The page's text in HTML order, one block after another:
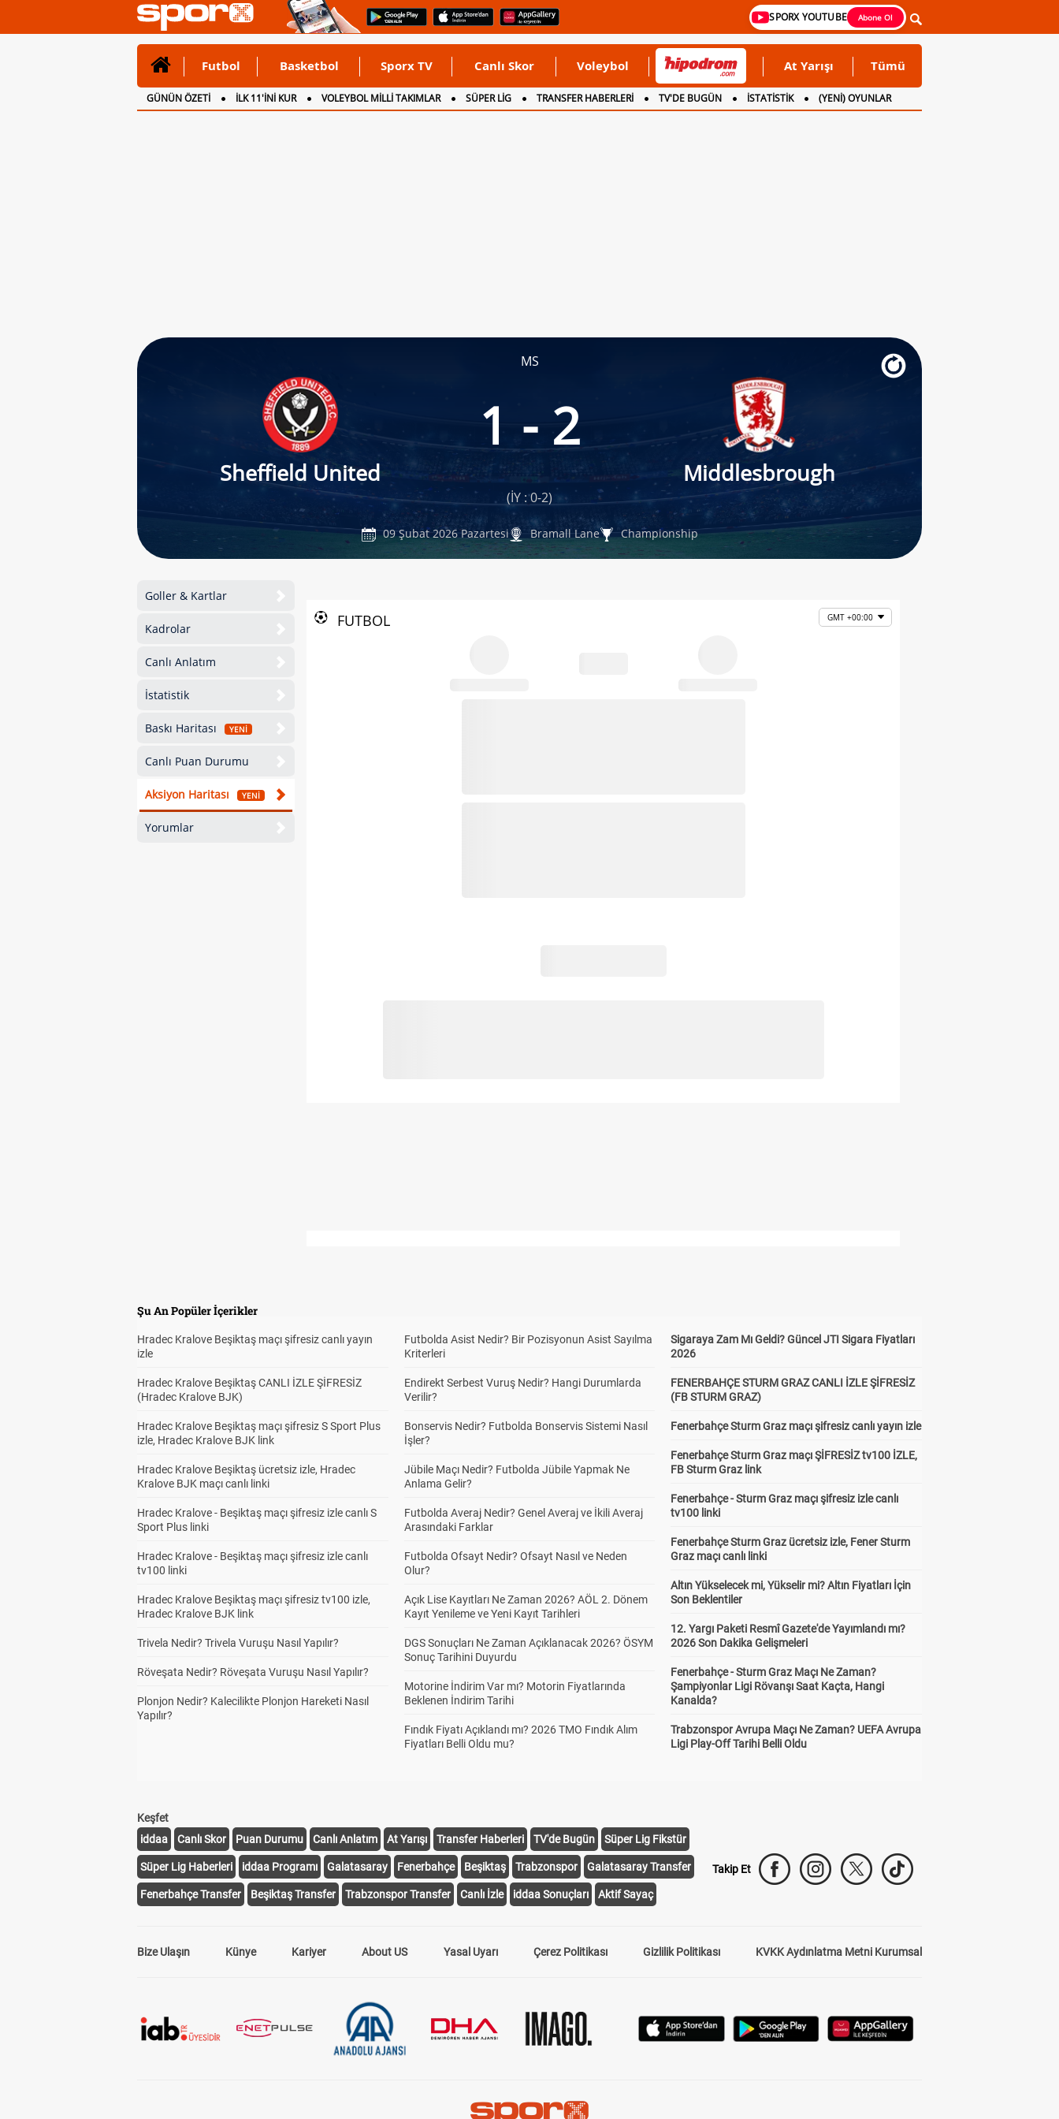
SPORX YOUTUBE Abone Ol
Futbol Basketbol Sporx TV Canlı Skor Voleybol At Yarışı Tümü
GÜNÜN ÖZETİ İLK 11'İNİ KUR VOLEYBOL MİLLİ TAKIMLAR SÜPER LİG TRANSFER HABERLERİ TV'DE BUGÜN İSTATİSTİK
(YENİ) OYUNLAR
CANLI ANLATIM
İNGİLTERE
MS
Sheffield United
1 - 2
Middlesbrough
(İY : 0-2)
09 Şubat 2026 Pazartesi Bramall Lane Championship
Goller & Kartlar
Kadrolar
Canlı Anlatım
İstatistik
Baskı Haritası YENİ
Canlı Puan Durumu
Aksiyon Haritası YENİ
Yorumlar
FUTBOL GMT +00:00
Şu An Popüler İçerikler
Hradec Kralove Beşiktaş maçı şifresiz canlı yayın
izle
Hradec Kralove Beşiktaş CANLI İZLE ŞİFRESİZ
(Hradec Kralove BJK)
Hradec Kralove Beşiktaş maçı şifresiz S Sport Plus
izle, Hradec Kralove BJK link
Hradec Kralove Beşiktaş ücretsiz izle, Hradec
Kralove BJK maçı canlı linki
Hradec Kralove - Beşiktaş maçı şifresiz izle canlı S
Sport Plus linki
Hradec Kralove - Beşiktaş maçı şifresiz izle canlı
tv100 linki
Hradec Kralove Beşiktaş maçı şifresiz tv100 izle,
Hradec Kralove BJK link
Trivela Nedir? Trivela Vuruşu Nasıl Yapılır?
Röveşata Nedir? Röveşata Vuruşu Nasıl Yapılır?
Plonjon Nedir? Kalecilikte Plonjon Hareketi Nasıl
Yapılır?
Futbolda Asist Nedir? Bir Pozisyonun Asist Sayılma
Kriterleri
Endirekt Serbest Vuruş Nedir? Hangi Durumlarda
Verilir?
Bonservis Nedir? Futbolda Bonservis Sistemi Nasıl
İşler?
Jübile Maçı Nedir? Futbolda Jübile Yapmak Ne
Anlama Gelir?
Futbolda Averaj Nedir? Genel Averaj ve İkili Averaj
Arasındaki Farklar
Futbolda Ofsayt Nedir? Ofsayt Nasıl ve Neden
Olur?
Açık Lise Kayıtları Ne Zaman 2026? AÖL 2. Dönem
Kayıt Yenileme ve Yeni Kayıt Tarihleri
DGS Sonuçları Ne Zaman Açıklanacak 2026? ÖSYM
Sonuç Tarihini Duyurdu
Motorine İndirim Var mı? Motorin Fiyatlarında
Beklenen İndirim Tarihi
Fındık Fiyatı Açıklandı mı? 2026 TMO Fındık Alım
Fiyatları Belli Oldu mu?
Sigaraya Zam Mı Geldi? Güncel JTI Sigara Fiyatları
2026
FENERBAHÇE STURM GRAZ CANLI İZLE ŞİFRESİZ
(FB STURM GRAZ)
Fenerbahçe Sturm Graz maçı şifresiz canlı yayın izle
Fenerbahçe Sturm Graz maçı ŞİFRESİZ tv100 İZLE,
FB Sturm Graz link
Fenerbahçe - Sturm Graz maçı şifresiz izle canlı
tv100 linki
Fenerbahçe Sturm Graz ücretsiz izle, Fener Sturm
Graz maçı canlı linki
Altın Yükselecek mi, Yükselir mi? Altın Fiyatları İçin
Son Beklentiler
12. Yargı Paketi Resmî Gazete'de Yayımlandı mı?
2026 Son Dakika Gelişmeleri
Fenerbahçe - Sturm Graz Maçı Ne Zaman?
Şampiyonlar Ligi Rövanşı Saat Kaçta, Hangi
Kanalda?
Trabzonspor Avrupa Maçı Ne Zaman? UEFA Avrupa
Ligi Play-Off Tarihi Belli Oldu
Keşfet
iddaa
Canlı Skor Puan Durumu Canlı Anlatım At Yarışı Transfer Haberleri TV'de Bugün Süper Lig Fikstür
Süper Lig Haberleri iddaa Programı Galatasaray Fenerbahçe Beşiktaş Trabzonspor Galatasaray Transfer
Fenerbahçe Transfer Beşiktaş Transfer Trabzonspor Transfer Canlı İzle iddaa Sonuçları Aktif Sayaç
Takip Et
Bize Ulaşın Künye Kariyer About US Yasal Uyarı Çerez Politikası Gizlilik Politikası KVKK Aydınlatma Metni Kurumsal